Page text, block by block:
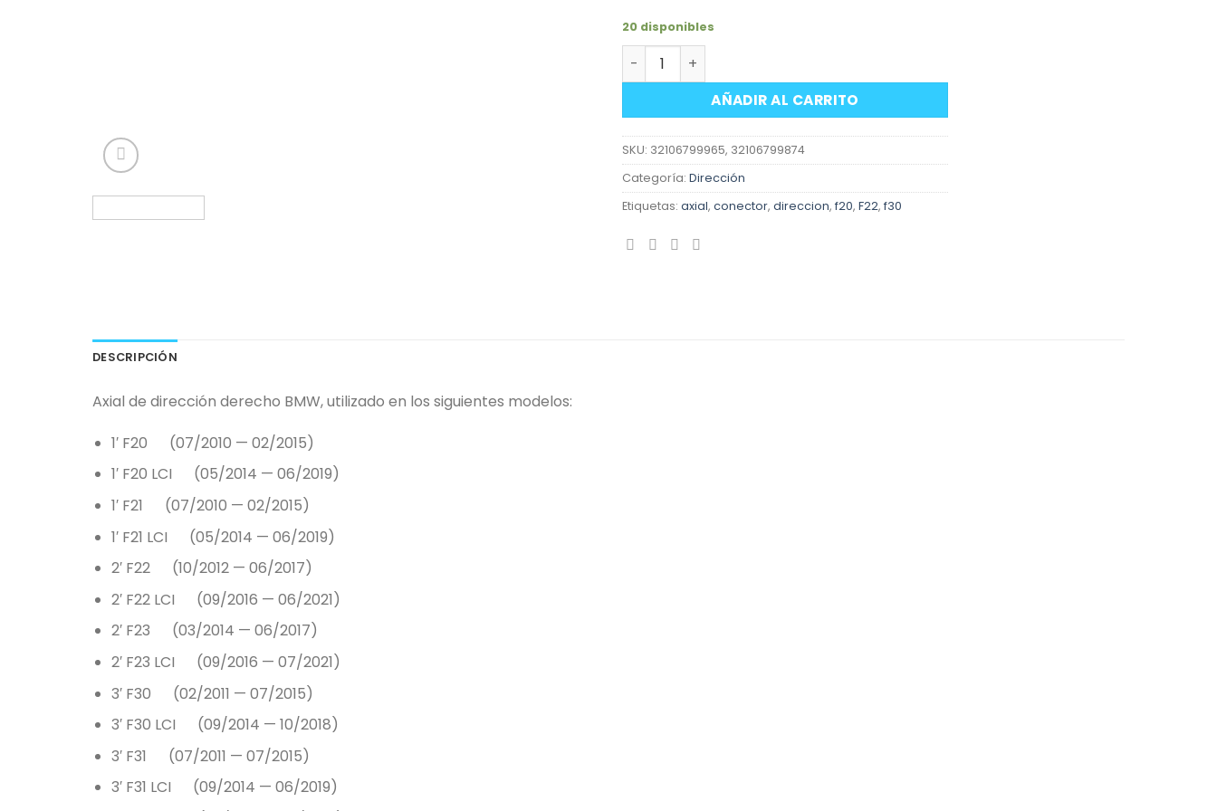
20 disponibles
Axial de dirección derecho BMW F20 F22 F30 y otros B cantidad
AÑADIR AL CARRITO
SKU: 32106799965, 32106799874
Categoría: Dirección
Etiquetas: axial, conector, direccion, f20, F22, f30
DESCRIPCIÓN
Axial de dirección derecho BMW, utilizado en los siguientes modelos:
1′ F20 (07/2010 — 02/2015)
1′ F20 LCI (05/2014 — 06/2019)
1′ F21 (07/2010 — 02/2015)
1′ F21 LCI (05/2014 — 06/2019)
2′ F22 (10/2012 — 06/2017)
2′ F22 LCI (09/2016 — 06/2021)
2′ F23 (03/2014 — 06/2017)
2′ F23 LCI (09/2016 — 07/2021)
3′ F30 (02/2011 — 07/2015)
3′ F30 LCI (09/2014 — 10/2018)
3′ F31 (07/2011 — 07/2015)
3′ F31 LCI (09/2014 — 06/2019)